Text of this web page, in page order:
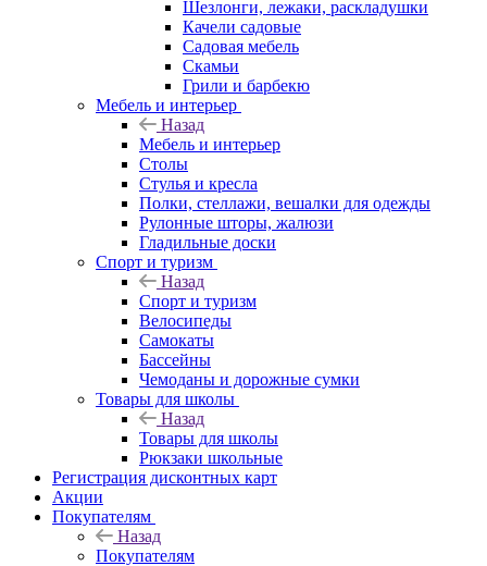
Шезлонги, лежаки, раскладушки
Качели садовые
Садовая мебель
Скамьи
Грили и барбекю
Мебель и интерьер
Назад
Мебель и интерьер
Столы
Стулья и кресла
Полки, стеллажи, вешалки для одежды
Рулонные шторы, жалюзи
Гладильные доски
Спорт и туризм
Назад
Спорт и туризм
Велосипеды
Самокаты
Бассейны
Чемоданы и дорожные сумки
Товары для школы
Назад
Товары для школы
Рюкзаки школьные
Регистрация дисконтных карт
Акции
Покупателям
Назад
Покупателям